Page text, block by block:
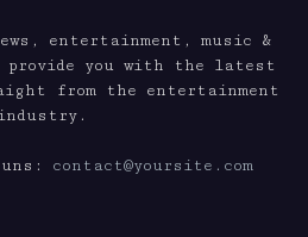
entertainment, music &
provide you with the latest
from the entertainment
contact@yoursite.com